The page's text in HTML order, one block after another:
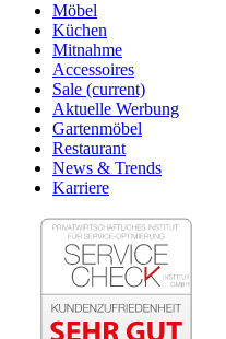
Möbel
Küchen
Mitnahme
Accessoires
Sale (current)
Aktuelle Werbung
Gartenmöbel
Restaurant
News & Trends
Karriere